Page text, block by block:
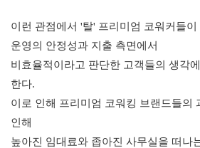
이런 관점에서 '탈' 프리미엄 코워커들
운영의 안정성과 지출 측면에서
비효율적이라고 판단한 고객들의 생각
한다.
이로 인해 프리미엄 코워킹 브랜드들의
인해
높아진 임대료와 좁아진 사무실을 떠나